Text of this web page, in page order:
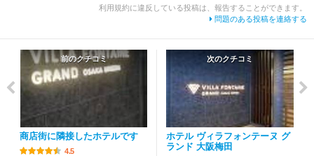
利用規約に違反している投稿は、報告することができます。
問題のある投稿を連絡する
前のクチコミ
商店街に隣接したホテルです
4.5
次のクチコミ
ホテル ヴィラフォンテーヌ グ
ランド 大阪梅田